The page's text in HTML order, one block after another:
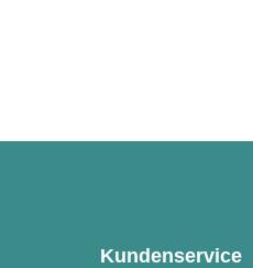
Kundenservice